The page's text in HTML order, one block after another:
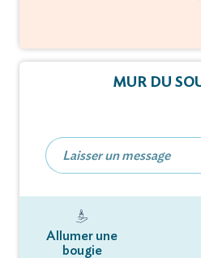
MUR DU
Allumer une
bougie